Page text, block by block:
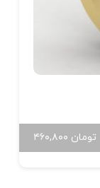
۴۶۰,۸۰۰ تومان